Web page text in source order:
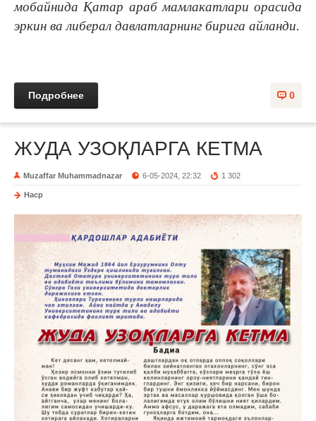
мобайнида Қатар араб мамлакатлари орасида
эркин ва либерал давлатларнинг бирига айланди.
0
Подробнее
ЖУДА УЗОҚЛАРГА КЕТМА
Muzaffar Muhammadnazar 6-05-2024, 22:32 1 302
Наср